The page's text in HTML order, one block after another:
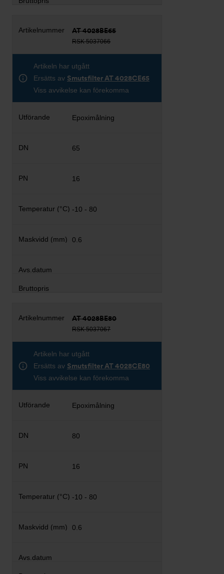
AT 4028BE65
RSK 5037066
Artikeln har utgått
Ersätts av Smutsfilter AT 4028CE65
Viss avvikelse kan förekomma
Epoximålning
65
16
-10 - 80
0.6
AT 4028BE80
RSK 5037067
Artikeln har utgått
Ersätts av Smutsfilter AT 4028CE80
Viss avvikelse kan förekomma
Epoximålning
80
16
-10 - 80
0.6